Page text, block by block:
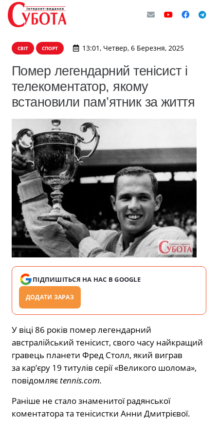
СВІТ СПОРТ 13:01, Четвер, 6 Березня, 2025
Помер легендарний тенісист і
телекоментатор, якому
встановили пам’ятник за життя
ПІДПИШІТЬСЯ НА НАС В GOOGLE
ДОДАТИ ЗАРАЗ
У віці 86 років помер легендарний
австралійський тенісист, свого часу найкращий
гравець планети Фред Столл, який виграв
за кар’єру 19 титулів серії «Великого шолома»,
повідомляєtennis.com.
Раніше не стало знаменитої радянської
коментатора та тенісистки Анни Дмитрієвої.